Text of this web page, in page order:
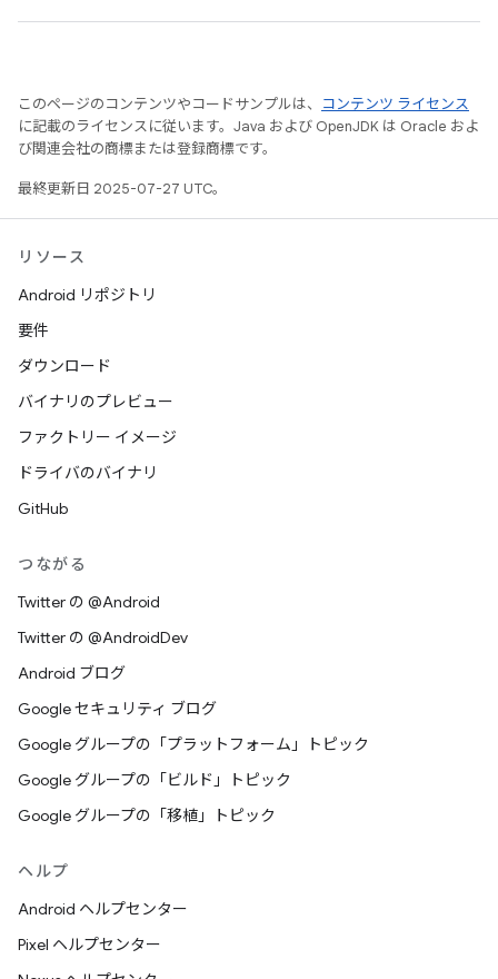
このページのコンテンツやコードサンプルは、
コンテンツ ライセンス
に記載のライセンスに従います。Java および OpenJDK は Oracle およ
び関連会社の商標または登録商標です。
最終更新日 2025-07-27 UTC。
リソース
Android リポジトリ
要件
ダウンロード
バイナリのプレビュー
ファクトリー イメージ
ドライバのバイナリ
GitHub
つながる
Twitter の @Android
Twitter の @AndroidDev
Android ブログ
Google セキュリティ ブログ
Google グループの「プラットフォーム」トピック
Google グループの「ビルド」トピック
Google グループの「移植」トピック
ヘルプ
Android ヘルプセンター
Pixel ヘルプセンター